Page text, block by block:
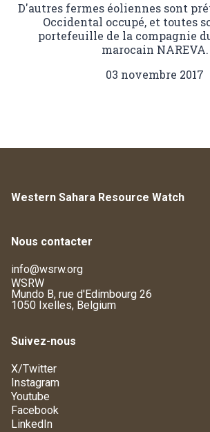
D'autres fermes éoliennes sont
Occidental occupé, et toutes
portefeuille de la compagnie
marocain NAREVA.
03 novembre 2017
Western Sahara Resource Watch
Nous contacter
info@wsrw.org
WSRW
Mundo B, rue d'Edimbourg 26
1050 Ixelles, Belgium
Suivez-nous
X/Twitter
Instagram
Youtube
Facebook
LinkedIn